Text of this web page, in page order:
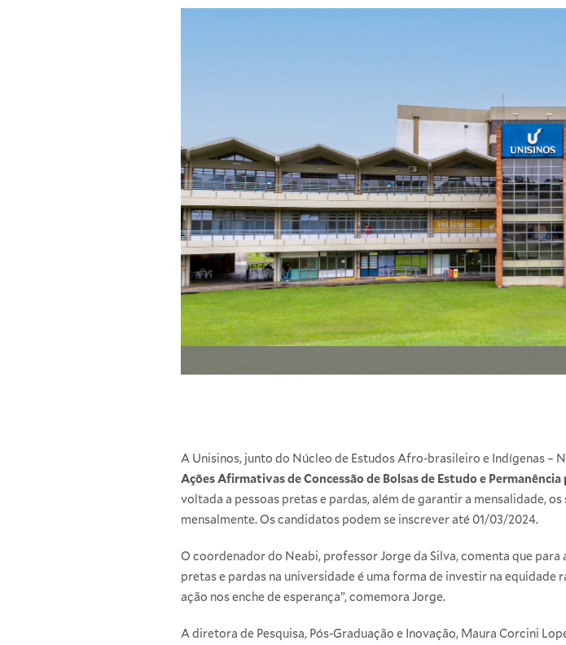
A Unisinos, junto do Núcleo de Estudos Afro-brasileiro e Indígenas –
Ações Afirmativas de Concessão de Bolsas de Estudo e
voltada a pessoas pretas e pardas, além de garantir a mensalidade,
mensalmente. Os candidatos podem se inscrever até 01/03/2024.
O coordenador do Neabi, professor Jorge da Silva, comenta que
pretas e pardas na universidade é uma forma de investir na equidade
ação nos enche de esperança”, comemora Jorge.
A diretora de Pesquisa, Pós-Graduação e Inovação, Maura Corcini